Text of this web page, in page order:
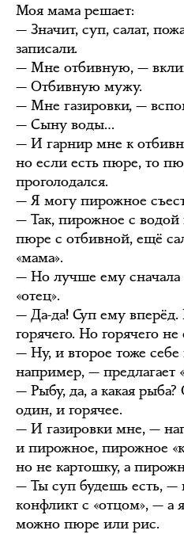
Моя мама решает:
— Значит, суп, салат,
записали.
— Мне отбивную, —
— Отбивную мужу.
— Мне газировки, —
— Сыну воды…
— И гарнир мне к
но если есть пюре, то
проголодался.
— Я могу пирожное
— Так, пирожное с
пюре с отбивной, ещё
«мама».
— Но лучше ему
«отец».
— Да-да! Суп ему
горячего. Но горячего
— Ну, и второе тоже
например, — предлагает
— Рыбу, да, а какая
один, и горячее.
— И газировки мне, —
и пирожное, пирожное
но не картошку, а
— Ты суп будешь есть, —
конфликт с «отцом», — а
можно пюре или рис.